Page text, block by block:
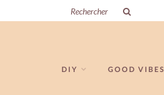
DIY GOOD VIBES